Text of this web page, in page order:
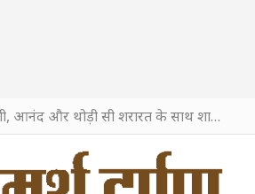
टिफिन में जोड़ी खुशी, आनंद और थोड़ी सी शरारत के साथ शाहरुख खान ने टिफिन बॉक्स को दी हैप्पी एंडिंग